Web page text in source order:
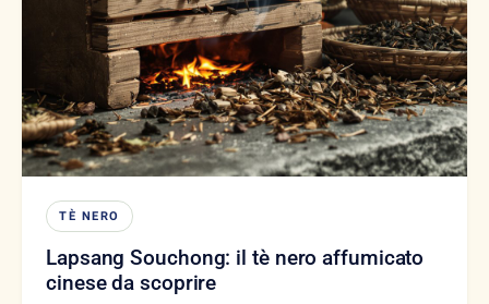
TÈ NERO
Lapsang Souchong: il tè nero affumicato
cinese da scoprire